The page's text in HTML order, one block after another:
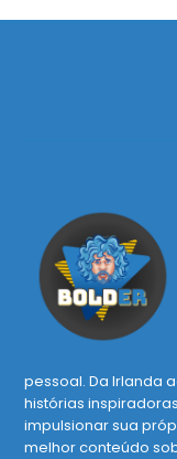
pessoal. Da Irlanda
histórias
impulsionar sua
melhor conteúdo